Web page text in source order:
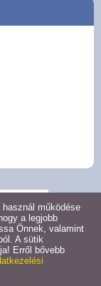
működése
a legjobb
Önnek, valamint
A sütik
Erről bővebb